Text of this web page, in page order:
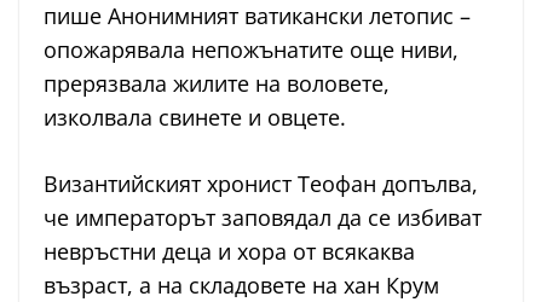
пише Анонимният ватикански летопис –
опожарявала непожънатите още ниви,
прерязвала жилите на воловете,
изколвала свинете и овцете.
Византийският хронист Теофан допълва,
че императорът заповядал да се избиват
невръстни деца и хора от всякаква
възраст, а на складовете на хан Крум